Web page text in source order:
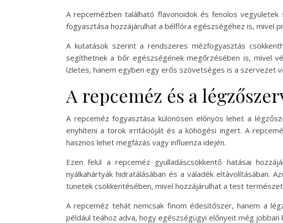
A repcemézben található flavonoidok és fenolos
fogyasztása hozzájárulhat a bélflóra egészségéhez is, mivel
A kutatások szerint a rendszeres mézfogyasztás
segíthetnek a bőr egészségének megőrzésében is, mivel
ízletes, hanem egyben egy erős szövetséges is a szervezet
A repceméz és a
A repceméz fogyasztása különösen előnyös lehet a
enyhíteni a torok irritációját és a köhögési ingert. A
hasznos lehet megfázás vagy influenza idején.
Ezen felül a repceméz gyulladáscsökkentő hatásai
nyálkahártyák hidratálásában és a váladék eltávolításában.
tünetek csökkentésében, mivel hozzájárulhat a test
A repceméz tehát nemcsak finom édesítőszer, hanem a
például teához adva, hogy egészségügyi előnyeit még jobban